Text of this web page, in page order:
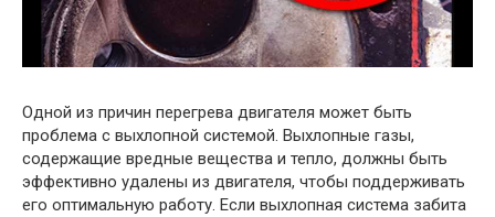
Одной из причин перегрева двигателя может быть
проблема с выхлопной системой. Выхлопные газы,
содержащие вредные вещества и тепло, должны быть
эффективно удалены из двигателя, чтобы поддерживать
его оптимальную работу. Если выхлопная система забита